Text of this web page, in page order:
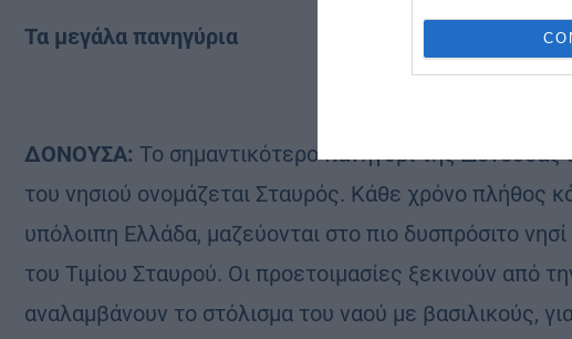
Τα μεγάλα πανηγύρια
ΔΟΝΟΥΣΑ: Το σημαντικότερο πανηγύρι της
του νησιού ονομάζεται Σταυρός. Κάθε χρόνο πλήθος
υπόλοιπη Ελλάδα, μαζεύονται στο πιο δυσπρόσιτο
του Τιμίου Σταυρού. Οι προετοιμασίες ξεκινούν από
αναλαμβάνουν το στόλισμα του ναού με βασιλικούς,